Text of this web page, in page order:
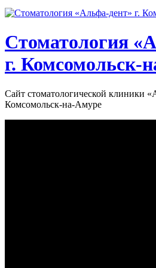
Стоматология
г. Комсомольск-
Сайт стоматологической клиники
Комсомольск-на-Амуре